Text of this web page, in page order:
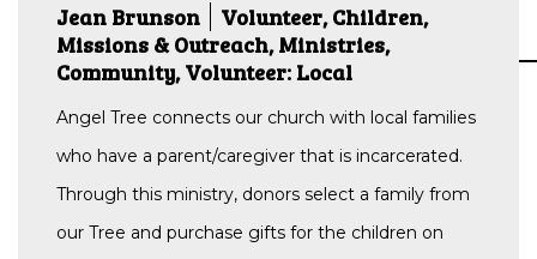
Jean Brunson
Volunteer, Children,
Missions & Outreach, Ministries,
Community, Volunteer: Local
Angel Tree connects our church with local families
who have a parent/caregiver that is incarcerated.
Through this ministry, donors select a family from
our Tree and purchase gifts for the children on